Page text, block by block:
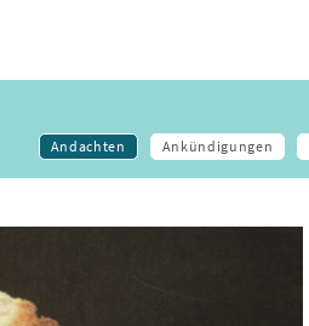
Andachten Ankündigungen